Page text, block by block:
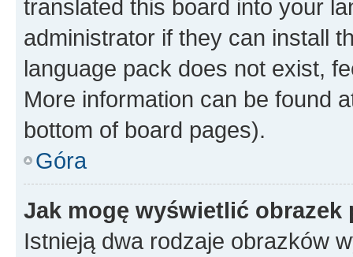
translated this board into your
administrator if they can install
language pack does not exist,
More information can be found
bottom of board pages).
Góra
Jak mogę wyświetlić
Istnieją dwa rodzaje obrazków